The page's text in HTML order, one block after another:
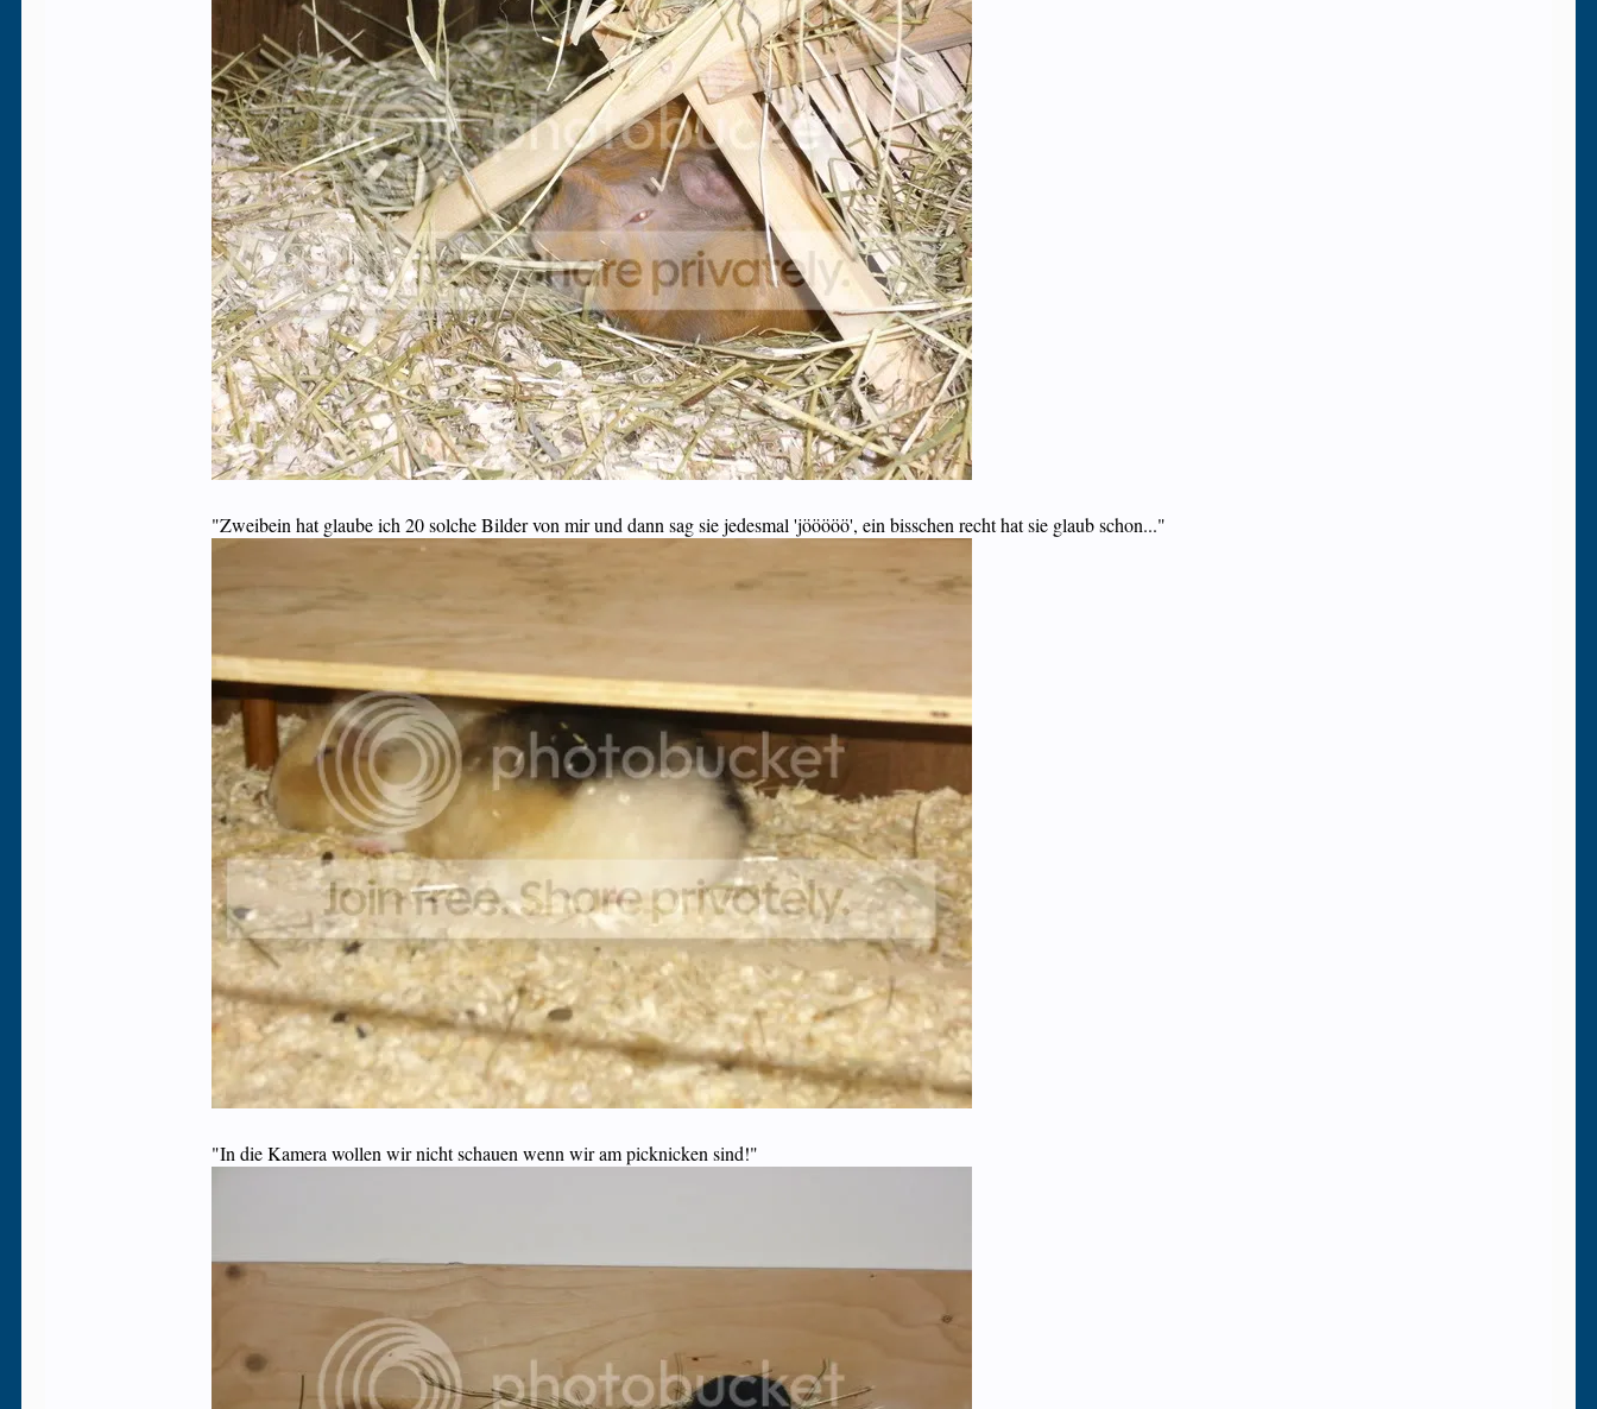
"Zweibein hat glaube ich 20 solche Bilder von mir und dann sag sie jedesmal 'jööööö', ein bisschen recht hat sie glaub schon..."
"In die Kamera wollen wir nicht schauen wenn wir am picknicken sind!"